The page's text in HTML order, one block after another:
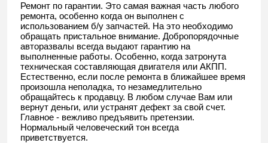
Ремонт по гарантии. Это самая важная часть любого
ремонта, особенно когда он выполнен с
использованием б/у запчастей. На это необходимо
обращать пристальное внимание. Добропорядочные
авторазвалы всегда выдают гарантию на
выполненные работы. Особенно, когда затронута
техническая составляющая двигателя или АКПП.
Естественно, если после ремонта в ближайшее время
произошла неполадка, то незамедлительно
обращайтесь к продавцу. В любом случае Вам или
вернут деньги, или устранят дефект за свой счет.
Главное - вежливо предъявить претензии.
Нормальный человеческий тон всегда
приветствуется.